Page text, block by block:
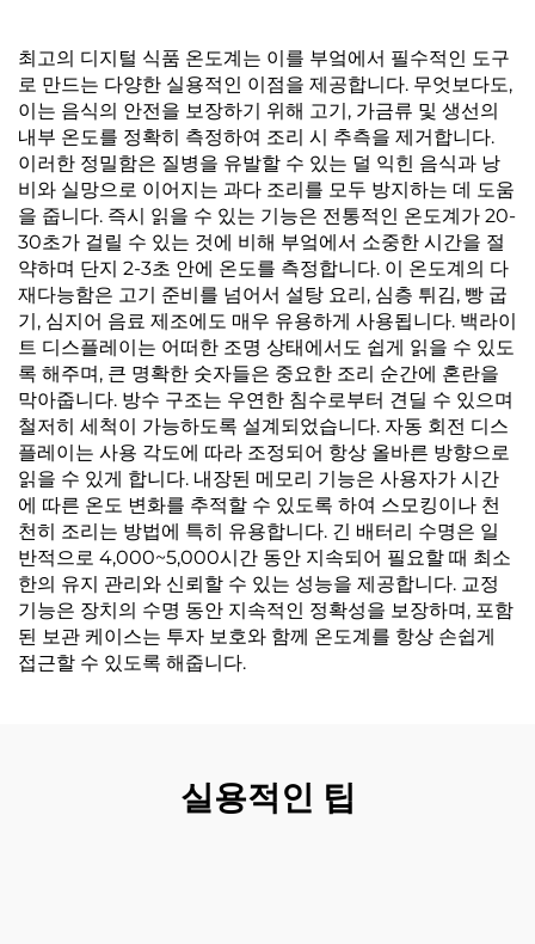
최고의 디지털 식품 온도계는 이를 부엌에서 필수적인 도구
로 만드는 다양한 실용적인 이점을 제공합니다. 무엇보다도,
이는 음식의 안전을 보장하기 위해 고기, 가금류 및 생선의
내부 온도를 정확히 측정하여 조리 시 추측을 제거합니다.
이러한 정밀함은 질병을 유발할 수 있는 덜 익힌 음식과 낭
비와 실망으로 이어지는 과다 조리를 모두 방지하는 데 도움
을 줍니다. 즉시 읽을 수 있는 기능은 전통적인 온도계가 20-
30초가 걸릴 수 있는 것에 비해 부엌에서 소중한 시간을 절
약하며 단지 2-3초 안에 온도를 측정합니다. 이 온도계의 다
재다능함은 고기 준비를 넘어서 설탕 요리, 심층 튀김, 빵 굽
기, 심지어 음료 제조에도 매우 유용하게 사용됩니다. 백라이
트 디스플레이는 어떠한 조명 상태에서도 쉽게 읽을 수 있도
록 해주며, 큰 명확한 숫자들은 중요한 조리 순간에 혼란을
막아줍니다. 방수 구조는 우연한 침수로부터 견딜 수 있으며
철저히 세척이 가능하도록 설계되었습니다. 자동 회전 디스
플레이는 사용 각도에 따라 조정되어 항상 올바른 방향으로
읽을 수 있게 합니다. 내장된 메모리 기능은 사용자가 시간
에 따른 온도 변화를 추적할 수 있도록 하여 스모킹이나 천
천히 조리는 방법에 특히 유용합니다. 긴 배터리 수명은 일
반적으로 4,000~5,000시간 동안 지속되어 필요할 때 최소
한의 유지 관리와 신뢰할 수 있는 성능을 제공합니다. 교정
기능은 장치의 수명 동안 지속적인 정확성을 보장하며, 포함
된 보관 케이스는 투자 보호와 함께 온도계를 항상 손쉽게
접근할 수 있도록 해줍니다.
실용적인 팁